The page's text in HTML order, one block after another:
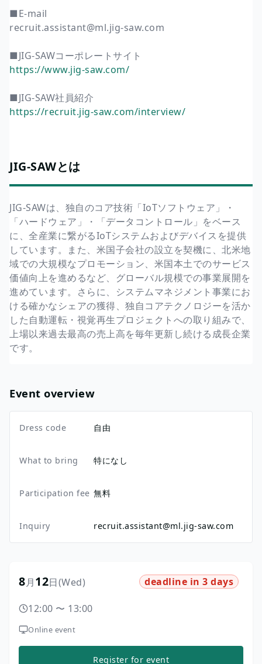
■E-mail
recruit.assistant@ml.jig-saw.com
■JIG-SAWコーポレートサイト
https://www.jig-saw.com/
■JIG-SAW社員紹介
https://recruit.jig-saw.com/interview/
JIG-SAWとは
JIG-SAWは、独自のコア技術「IoTソフトウェア」・
「ハードウェア」・「データコントロール」をベース
に、全産業に繋がるIoTシステムおよびデバイスを提供
しています。また、米国子会社の設立を契機に、北米地
域での大規模なプロモーション、米国本土でのサービス
価値向上を進めるなど、グローバル規模での事業展開を
進めています。さらに、システムマネジメント事業にお
ける確かなシェアの獲得、独自コアテクノロジーを活か
した自動運転・視覚再生プロジェクトへの取り組みで、
上場以来過去最高の売上高を毎年更新し続ける成長企業
です。
Event overview
Dress code 自由
What to bring 特になし
Participation fee 無料
Inquiry recruit.assistant@ml.jig-saw.com
8月12日(Wed) deadline in 3 days
12:00 〜 13:00
Online event
Register for event